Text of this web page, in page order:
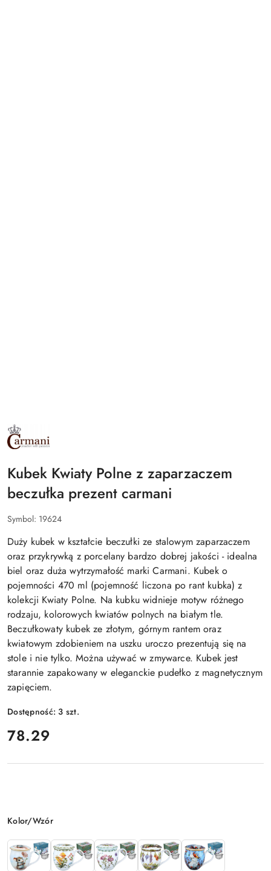
NAZWA
PRODUCENTA:
CARMANI
Kubek Kwiaty Polne z zaparzaczem
beczułka prezent carmani
Symbol: 19624
Duży kubek w kształcie beczułki ze stalowym zaparzaczem
oraz przykrywką z porcelany bardzo dobrej jakości - idealna
biel oraz duża wytrzymałość marki Carmani. Kubek o
pojemności 470 ml (pojemność liczona po rant kubka) z
kolekcji Kwiaty Polne. Na kubku widnieje motyw różnego
rodzaju, kolorowych kwiatów polnych na białym tle.
Beczułkowaty kubek ze złotym, górnym rantem oraz
kwiatowym zdobieniem na uszku uroczo prezentują się na
stole i nie tylko. Można używać w zmywarce. Kubek jest
starannie zapakowany w eleganckie pudełko z magnetycznym
zapięciem.
Dostępność:3 szt.
cena:
78.29
Wariant
Kolor/Wzór